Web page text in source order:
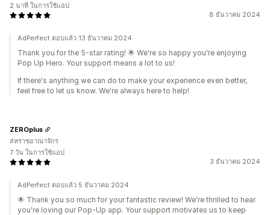
8 ธันวาคม 2024
2 นาที ในการใช้แอป
AdPerfect ตอบแล้ว 13 ธันวาคม 2024
Thank you for the 5-star rating! 🌟 We're so happy you're enjoying
Pop Up Hero. Your support means a lot to us!
If there's anything we can do to make your experience even better,
feel free to let us know. We're always here to help!
3 ธันวาคม 2024
ZEROplus
สหราชอาณาจักร
7 วัน ในการใช้แอป
AdPerfect ตอบแล้ว 5 ธันวาคม 2024
🌟 Thank you so much for your fantastic review! We're thrilled to hear
you're loving our Pop-Up app. Your support motivates us to keep